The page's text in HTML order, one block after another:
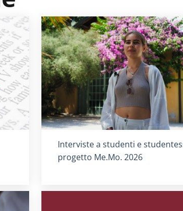
Titolo card :
Interviste a studenti e
progetto Me.Mo. 2026